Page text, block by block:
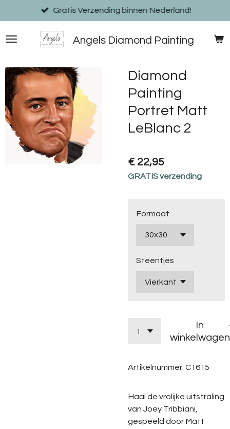
direct
naar
Angels Diamond Painting
Gratis Verzending binnen Nederland!
Diamond
Painting
Portret Matt
LeBlanc 2
€ 22,95
GRATIS verzending
Formaat
Steentjes
In
winkelwagen
Artikelnummer: C1615
Haal de vrolijke uitstraling
van Joey Tribbiani,
gespeeld door Matt